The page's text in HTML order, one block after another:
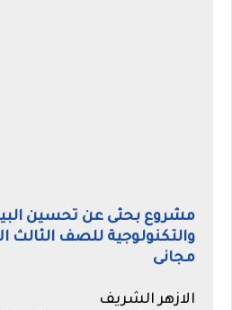
مشروع بحثى عن تحسين
مجانى
الازهر الشريف